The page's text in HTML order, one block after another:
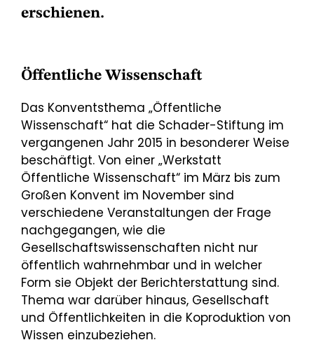
erschienen.
Öffentliche Wissenschaft
Das Konventsthema „Öffentliche
Wissenschaft“ hat die Schader-Stiftung im
vergangenen Jahr 2015 in besonderer Weise
beschäftigt. Von einer „Werkstatt
Öffentliche Wissenschaft“ im März bis zum
Großen Konvent im November sind
verschiedene Veranstaltungen der Frage
nachgegangen, wie die
Gesellschaftswissenschaften nicht nur
öffentlich wahrnehmbar und in welcher
Form sie Objekt der Berichterstattung sind.
Thema war darüber hinaus, Gesellschaft
und Öffentlichkeiten in die Koproduktion von
Wissen einzubeziehen.